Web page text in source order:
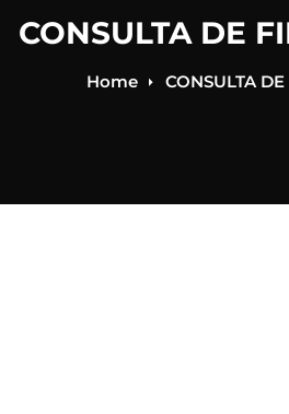
CONSULTA DE
Home CONSULTA